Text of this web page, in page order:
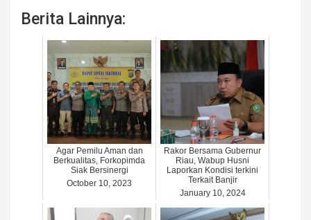
Berita Lainnya:
Agar Pemilu Aman dan
Berkualitas, Forkopimda
Siak Bersinergi
October 10, 2023
Rakor Bersama Gubernur
Riau, Wabup Husni
Laporkan Kondisi terkini
Terkait Banjir
January 10, 2024